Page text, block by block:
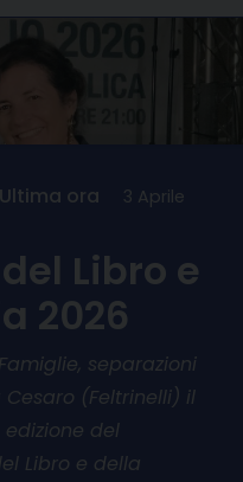
Ultima ora
3 Aprile
Libro e
2026
separazioni
(Feltrinelli) il
del
Libro e della